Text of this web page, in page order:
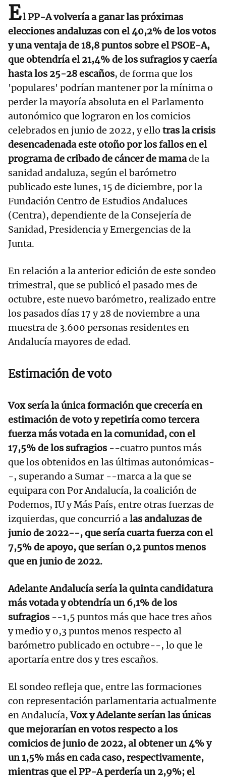
El PP-A volvería a ganar las próximas
elecciones andaluzas con el 40,2% de los votos
y una ventaja de 18,8 puntos sobre el PSOE-A,
que obtendría el 21,4% de los sufragios y caería
hasta los 25-28 escaños, de forma que los
'populares' podrían mantener por la mínima o
perder la mayoría absoluta en el Parlamento
autonómico que lograron en los comicios
celebrados en junio de 2022, y ello tras la crisis
desencadenada este otoño por los fallos en el
programa de cribado de cáncer de mamade la
sanidad andaluza, según el barómetro
publicado este lunes, 15 de diciembre, por la
Fundación Centro de Estudios Andaluces
(Centra), dependiente de la Consejería de
Sanidad, Presidencia y Emergencias de la
Junta.
En relación a la anterior edición de este sondeo
trimestral, que se publicó el pasado mes de
octubre, este nuevo barómetro, realizado entre
los pasados días 17 y 28 de noviembre a una
muestra de 3.600 personas residentes en
Andalucía mayores de edad.
Estimación de voto
Vox sería la única formación que crecería en
estimación de voto y repetiría como tercera
fuerza más votada en la comunidad, con el
17,5% de los sufragios --cuatro puntos más
que los obtenidos en las últimas autonómicas-
-, superando a Sumar --marca a la que se
equipara con Por Andalucía, la coalición de
Podemos, IU y Más País, entre otras fuerzas de
izquierdas, que concurrió alas andaluzas de
junio de 2022--, que sería cuarta fuerza con el
7,5% de apoyo, que serían 0,2 puntos menos
que en junio de 2022.
Adelante Andalucía sería la quinta candidatura
más votada y obtendría un 6,1% de los
sufragios --1,5 puntos más que hace tres años
y medio y 0,3 puntos menos respecto al
barómetro publicado en octubre--, lo que le
aportaría entre dos y tres escaños.
El sondeo refleja que, entre las formaciones
con representación parlamentaria actualmente
en Andalucía,Vox y Adelante serían las únicas
que mejorarían en votos respecto a los
comicios de junio de 2022, al obtener un 4% y
un 1,5% más en cada caso, respectivamente,
mientras que el PP-A perdería un 2,9%; el